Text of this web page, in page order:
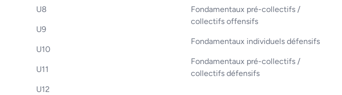
U8
U9
U10
U11
U12
Fondamentaux pré-collectifs /
collectifs offensifs
Fondamentaux individuels défensifs
Fondamentaux pré-collectifs /
collectifs défensifs